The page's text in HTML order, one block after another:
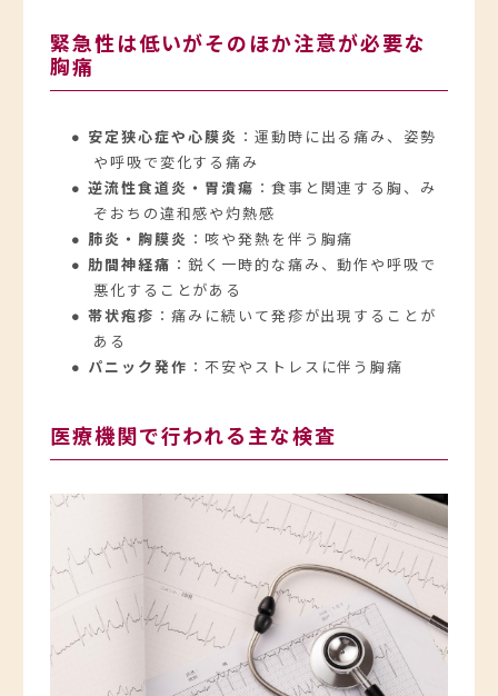
緊急性は低いがそのほか注意が必要な
胸痛
● 安定狭心症や心膜炎 ：運動時に出る痛み、姿勢
や呼吸で変化する痛み
● 逆流性食道炎・胃潰瘍 ：食事と関連する胸、み
ぞおちの違和感や灼熱感
● 肺炎・胸膜炎 ：咳や発熱を伴う胸痛
● 肋間神経痛 ：鋭く一時的な痛み、動作や呼吸で
悪化することがある
● 帯状疱疹 ：痛みに続いて発疹が出現することが
ある
● パニック発作 ：不安やストレスに伴う胸痛
医療機関で行われる主な検査